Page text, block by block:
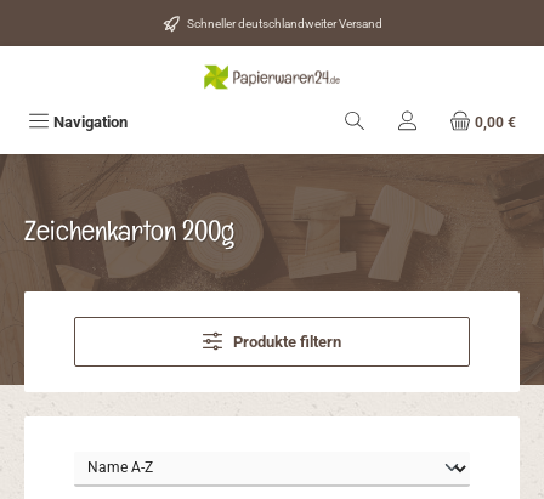
Zum Hauptinhalt springen Schneller deutschlandweiter Versand
Navigation 0,00 €
Zeichenkarton 200g
Produkte filtern